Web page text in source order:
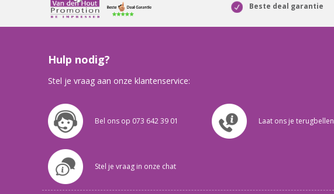
Beste deal garantie
Hulp nodig?
Stel je vraag aan onze klantenservice:
Bel ons op 073 642 39 01 Laat ons je terugbellen
Stel je vraag in onze chat